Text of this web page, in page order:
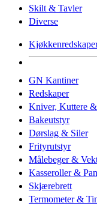
Skilt & Tavler
Diverse
GN Kantiner
Redskaper
Kniver, Kuttere
Bakeutstyr
Dørslag & Siler
Frityrutstyr
Målebeger &
Kasseroller &
Skjærebrett
Termometer &